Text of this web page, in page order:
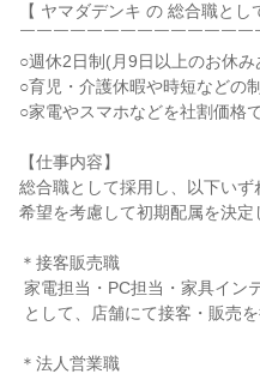
【 ヤマダデンキ の 総合職とし
￣￣￣￣￣￣￣￣￣￣￣￣￣￣
○週休2日制(月9日以上のお休み
○育児・介護休暇や時短などの
○家電やスマホなどを社割価格
【仕事内容】
総合職として採用し、以下いず
希望を考慮して初期配属を決定
＊接客販売職
＊法人営業職